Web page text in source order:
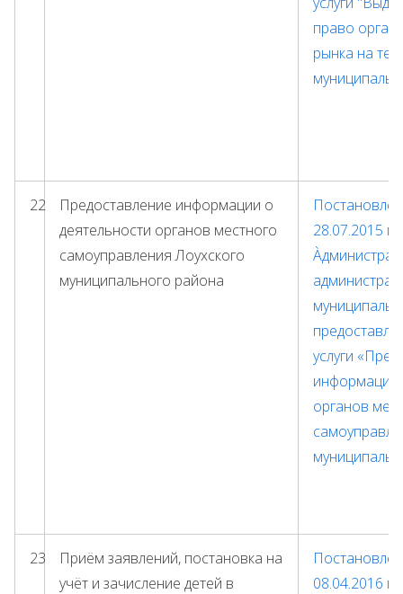
право
рынка на
22
Предоставление информации о
деятельности органов местного
самоуправления Лоухского
муниципального района
28.07.2015
услуги
информации
органов
23
Приём заявлений, постановка на
учёт и зачисление детей в
08.04.2016